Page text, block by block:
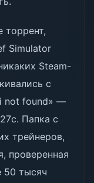
торрент,
Simulator
Steam-
с
not found» —
Папка с
трейнеров,
проверенная
50 тысяч